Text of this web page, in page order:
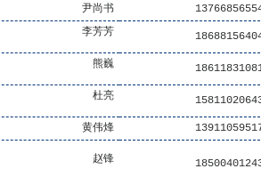
尹尚书
李芳芳
熊巍
杜亮
黄伟烽
赵锋